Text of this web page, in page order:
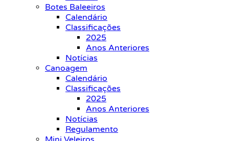
Botes Baleeiros
Calendário
Classificações
2025
Anos Anteriores
Notícias
Canoagem
Calendário
Classificações
2025
Anos Anteriores
Notícias
Regulamento